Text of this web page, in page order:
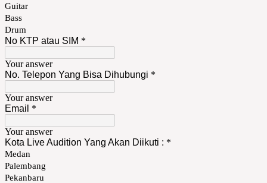
Guitar
Bass
Drum
No KTP atau SIM *
Your answer
No. Telepon Yang Bisa Dihubungi *
Your answer
Email *
Your answer
Kota Live Audition Yang Akan Diikuti : *
Medan
Palembang
Pekanbaru